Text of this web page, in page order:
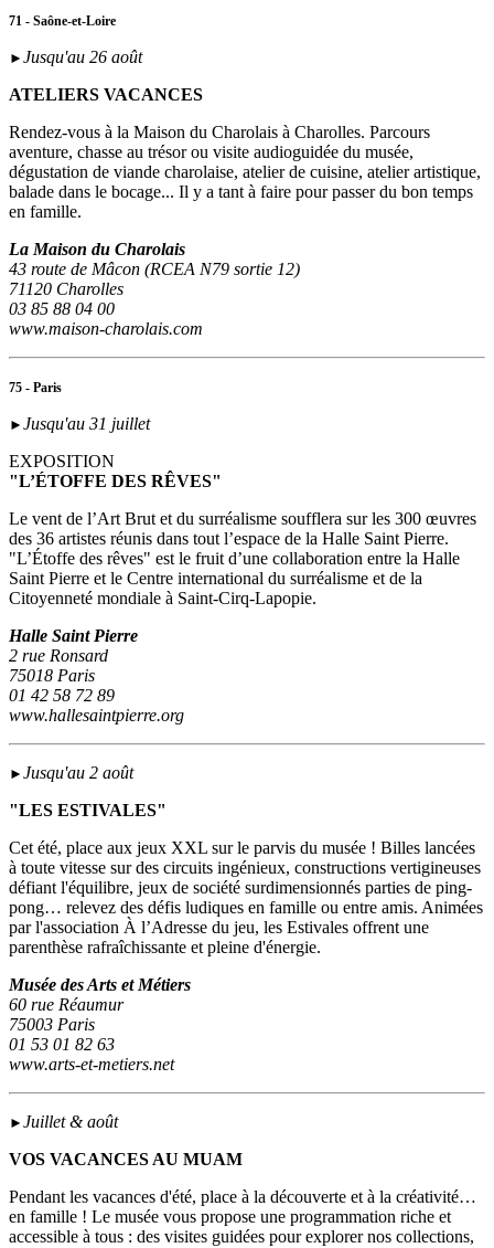
71 - Saône-et-Loire
► Jusqu'au 26 août
ATELIERS VACANCES
Rendez-vous à la Maison du Charolais à Charolles. Parcours
aventure, chasse au trésor ou visite audioguidée du musée,
dégustation de viande charolaise, atelier de cuisine, atelier artistique,
balade dans le bocage... Il y a tant à faire pour passer du bon temps
en famille.
La Maison du Charolais
43 route de Mâcon (RCEA N79 sortie 12)
71120 Charolles
03 85 88 04 00
www.maison-charolais.com
75 - Paris
► Jusqu'au 31 juillet
EXPOSITION
"L’ÉTOFFE DES RÊVES"
Le vent de l’Art Brut et du surréalisme soufflera sur les 300 œuvres
des 36 artistes réunis dans tout l’espace de la Halle Saint Pierre.
"L’Étoffe des rêves" est le fruit d’une collaboration entre la Halle
Saint Pierre et le Centre international du surréalisme et de la
Citoyenneté mondiale à Saint-Cirq-Lapopie.
Halle Saint Pierre
2 rue Ronsard
75018 Paris
01 42 58 72 89
www.hallesaintpierre.org
► Jusqu'au 2 août
"LES ESTIVALES"
Cet été, place aux jeux XXL sur le parvis du musée ! Billes lancées
à toute vitesse sur des circuits ingénieux, constructions vertigineuses
défiant l'équilibre, jeux de société surdimensionnés parties de ping-
pong… relevez des défis ludiques en famille ou entre amis. Animées
par l'association À l’Adresse du jeu, les Estivales offrent une
parenthèse rafraîchissante et pleine d'énergie.
Musée des Arts et Métiers
60 rue Réaumur
75003 Paris
01 53 01 82 63
www.arts-et-metiers.net
► Juillet & août
VOS VACANCES AU MUAM
Pendant les vacances d'été, place à la découverte et à la créativité…
en famille ! Le musée vous propose une programmation riche et
accessible à tous : des visites guidées pour explorer nos collections,